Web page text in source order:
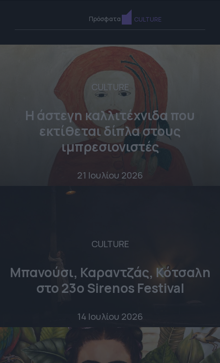
Πρόσφατα CULTURE
CULTURE
Η άστεγη καλλιτέχνιδα που
εκτίθεται δίπλα στους
ιμπρεσιονιστές
21 Ιουλίου 2026
CULTURE
Μπανούσι, Καραντζάς, Κότσαλη
στο 23o Sirenos Festival
14 Ιουλίου 2026